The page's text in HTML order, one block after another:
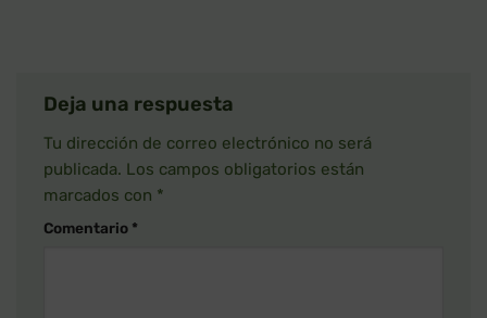
Deja una respuesta
Tu dirección de correo electrónico no será
publicada. Los campos obligatorios están
marcados con *
Comentario *